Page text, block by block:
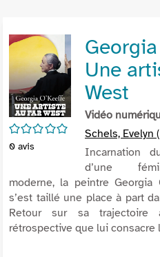
/5
0 avis
Une
West
Vidéo
Schels, Evelyn
Incarnation
d’une
moderne, la peintre Georgia
s’est taillé une place à part
Retour sur sa trajectoire
rétrospective que lui consacre